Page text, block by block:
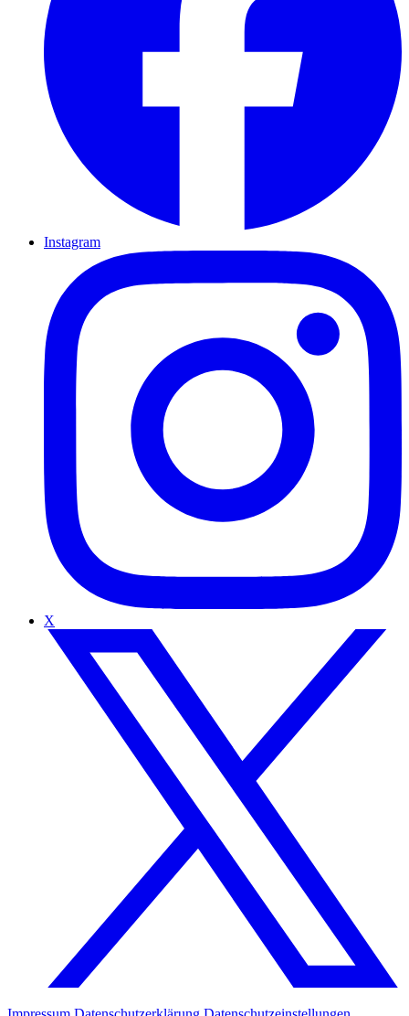
Instagram
X